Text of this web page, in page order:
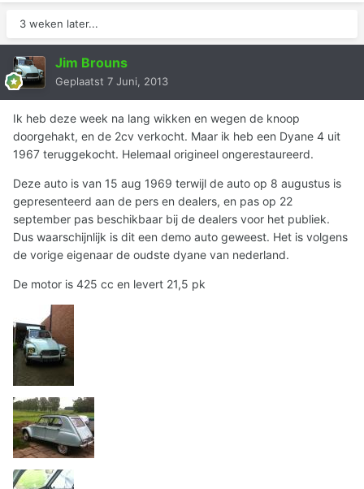
3 weken later...
Jim Brouns
Geplaatst 7 Juni, 2013
Ik heb deze week na lang wikken en wegen de knoop
doorgehakt, en de 2cv verkocht. Maar ik heb een Dyane 4 uit
1967 teruggekocht. Helemaal origineel ongerestaureerd.
Deze auto is van 15 aug 1969 terwijl de auto op 8 augustus is
gepresenteerd aan de pers en dealers, en pas op 22
september pas beschikbaar bij de dealers voor het publiek.
Dus waarschijnlijk is dit een demo auto geweest. Het is volgens
de vorige eigenaar de oudste dyane van nederland.
De motor is 425 cc en levert 21,5 pk